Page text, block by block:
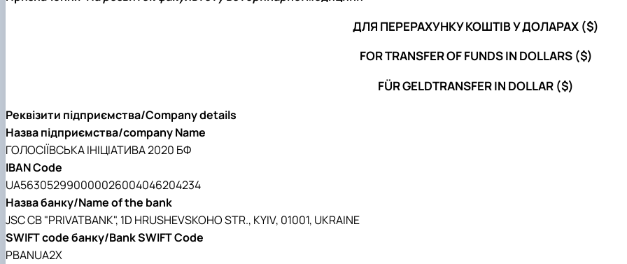
ДЛЯ ПЕРЕРАХУНКУ КОШТІВ У ДОЛАРАХ ($)
FOR TRANSFER OF FUNDS IN DOLLARS ($)
FÜR GELDTRANSFER IN DOLLAR ($)
Реквізити підприємства/Company details
Назва підприємства/company Name
ГОЛОСIЇВСЬКА IНIЦIАТИВА 2020 БФ
IBAN Code
UA563052990000026004046204234
Назва банку/Name of the bank
JSC CB "PRIVATBANK", 1D HRUSHEVSKOHO STR., KYIV, 01001, UKRAINE
SWIFT code банку/Bank SWIFT Code
PBANUA2X